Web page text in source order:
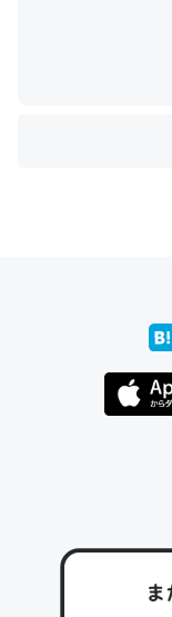
たいなのでネッ
https://
コミュニケーショ
で、気になる場
─野菜が止まらなく
ース」の作り方をビ
スペインにもア
けど、読み方が